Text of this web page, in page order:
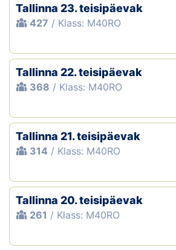
Tallinna 23. teisipäevak
427 / Klass: M40RO
Tallinna 22. teisipäevak
368 / Klass: M40RO
Tallinna 21. teisipäevak
314 / Klass: M40RO
Tallinna 20. teisipäevak
261 / Klass: M40RO